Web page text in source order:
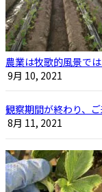
農業は牧歌的風景で
9月 10, 2021
観察期間が終わり、
8月 11, 2021